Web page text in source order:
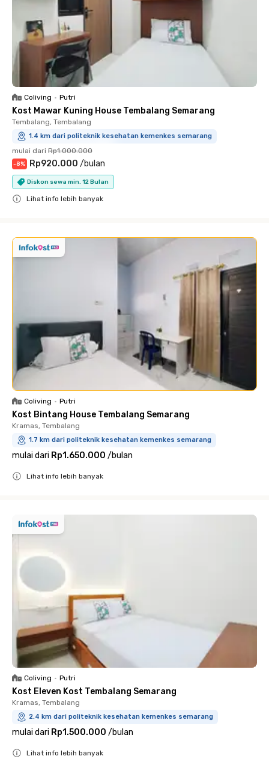
Coliving • Putri
Kost Mawar Kuning House Tembalang Semarang
Tembalang, Tembalang
1.4 km dari politeknik kesehatan kemenkes semarang
mulai dari Rp1.000.000
-8% Rp920.000 /bulan
Diskon sewa min. 12 Bulan
Lihat info lebih banyak
Coliving • Putri
Kost Bintang House Tembalang Semarang
Kramas, Tembalang
1.7 km dari politeknik kesehatan kemenkes semarang
mulai dari Rp1.650.000 /bulan
Lihat info lebih banyak
Coliving • Putri
Kost Eleven Kost Tembalang Semarang
Kramas, Tembalang
2.4 km dari politeknik kesehatan kemenkes semarang
mulai dari Rp1.500.000 /bulan
Lihat info lebih banyak